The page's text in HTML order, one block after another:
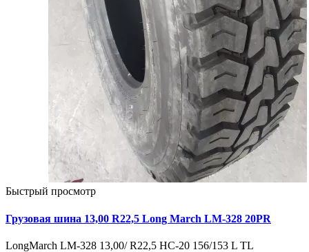
Быстрый просмотр
Грузовая шина 13,00 R22,5 Long March LM-328 20PR
LongMarch LM-328 13,00/ R22,5 HC-20 156/153 L TL